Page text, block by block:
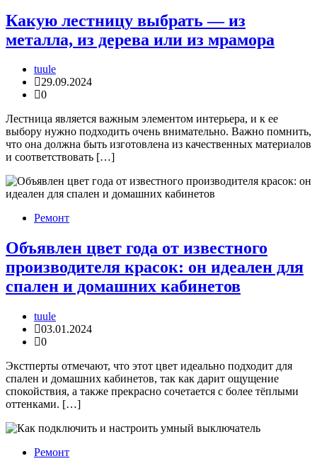
Какую лестницу выбрать — из
металла, из дерева или из мрамора
tuule
29.09.2024
0
Лестница является важным элементом интерьера, и к ее
выбору нужно подходить очень внимательно. Важно помнить,
что она должна быть изготовлена из качественных материалов
и соответствовать […]
Ремонт
Объявлен цвет года от известного
производителя красок: он идеален для
спален и домашних кабинетов
tuule
03.01.2024
0
Экстперты отмечают, что этот цвет идеально подходит для
спален и домашних кабинетов, так как дарит ощущение
спокойствия, а также прекрасно сочетается с более тёплыми
оттенками. […]
Ремонт